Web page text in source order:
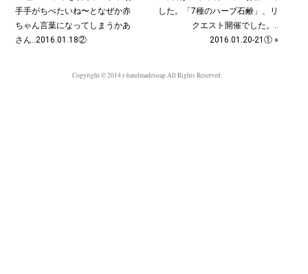
手手がちべたいね〜となぜか赤
ちゃん言葉になってしまうかあ
さん︎‥2016.01.18②
した。「7種のハーブ石鹸」、リ
クエスト開催でした。‥
2016.01.20-21① »
Copyright © 2014 r-handmadesoap All Rights Reserved.